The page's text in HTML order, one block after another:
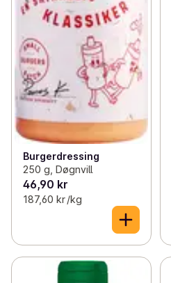
Burgerdressing
250 g, Døgnvill
46,90 kr
187,60 kr /kg